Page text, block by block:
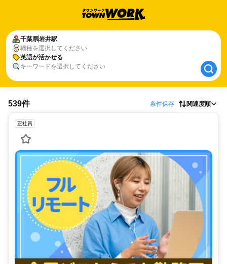
千葉県岩井駅
職種を選択してください
英語が活かせる
キーワードを選択してください
千葉県岩井駅
英語が活かせる
539件 条件保存 関連度順
正社員